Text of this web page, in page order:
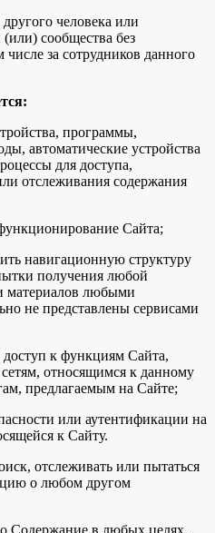
человека или
сообщества без
за сотрудников данного
программы,
автоматические устройства
для доступа,
отслеживания содержания
Сайта;
навигационную структуру
получения любой
материалов любыми
не представлены сервисами
к функциям Сайта,
относящимся к данному
предлагаемым на Сайте;
или аутентификации на
к Сайту.
отслеживать или пытаться
о любом другом